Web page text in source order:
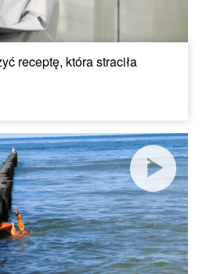
receptę, która straciła